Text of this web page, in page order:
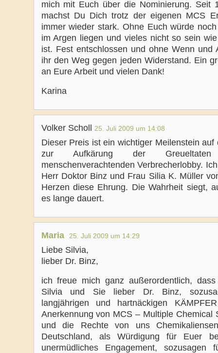
mich mit Euch über die Nominierung. Seit
machst Du Dich trotz der eigenen MCS
immer wieder stark. Ohne Euch würde
im Argen liegen und vieles nicht so sein
ist. Fest entschlossen und ohne Wenn und
ihr den Weg gegen jeden Widerstand. Ein
an Eure Arbeit und vielen Dank!
Karina
Volker Scholl 25. Juli 2009 um 14:08
Dieser Preis ist ein wichtiger Meilenstein auf
zur Aufkärung der
menschenverachtenden Verbrecherlobby.
Herr Doktor Binz und Frau Silia K. Müller
Herzen diese Ehrung. Die Wahrheit siegt,
es lange dauert.
Maria 25. Juli 2009 um 14:29
Liebe Silvia,
lieber Dr. Binz,
ich freue mich ganz außerordentlich,
Silvia und Sie lieber Dr. Binz,
langjährigen und hartnäckigen
Anerkennung von MCS – Multiple Chemical
und die Rechte von uns
Deutschland, als Würdigung für Euer
unermüdliches Engagement, sozusagen